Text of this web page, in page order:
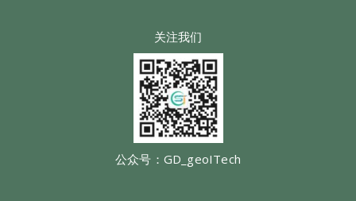
关注我们
公众号：GD_geoITech